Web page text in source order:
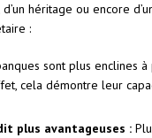
héritage ou encore
:
sont plus enclines
cela démontre leur
plus avantageuses :